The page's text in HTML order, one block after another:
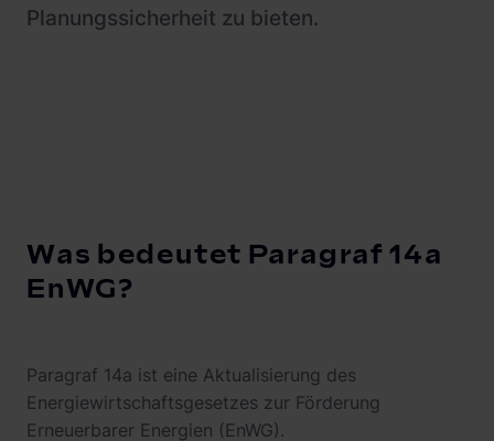
B-Ware
Planungssicherheit zu bieten.
Was bedeutet Paragraf 14a
EnWG?
Paragraf 14a ist eine Aktualisierung des
Energiewirtschaftsgesetzes zur Förderung
Erneuerbarer Energien (EnWG).